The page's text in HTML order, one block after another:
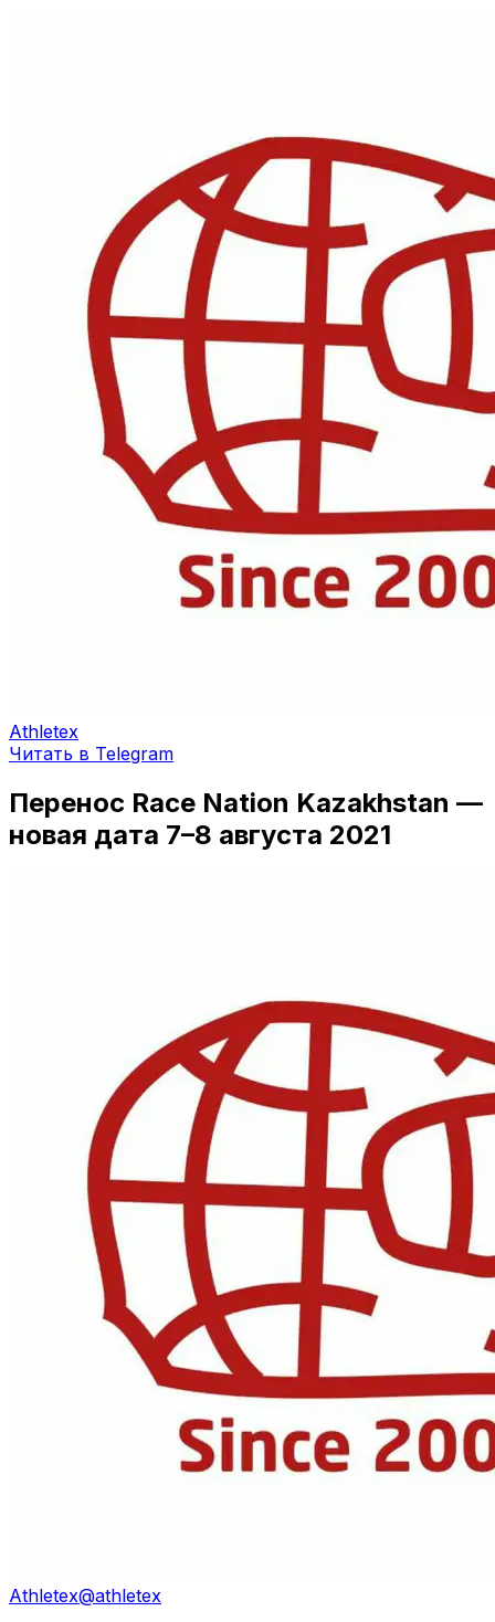
Athletex
Читать в Telegram
Перенос Race Nation Kazakhstan —
новая дата 7–8 августа 2021
Athletex@athletex